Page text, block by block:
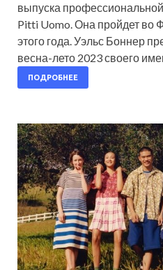
выпуска
Pitti Uomo. Она пройдет во
этого года. Уэльс Боннер
весна-лето 2023 своего
ПОДРОБНЕЕ